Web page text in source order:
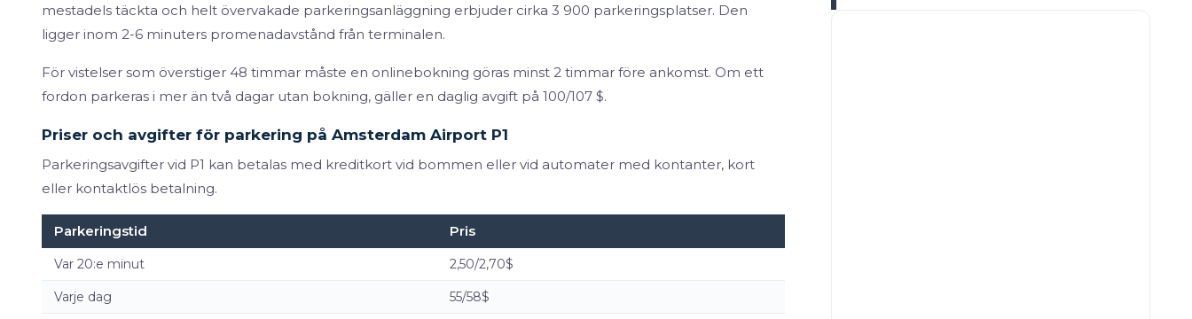
mestadels täckta och helt övervakade parkeringsanläggning erbjuder cirka 3 900 parkeringsplatser. Den
ligger inom 2-6 minuters promenadavstånd från terminalen.
För vistelser som överstiger 48 timmar måste en onlinebokning göras minst 2 timmar före ankomst. Om ett
fordon parkeras i mer än två dagar utan bokning, gäller en daglig avgift på 100/107 $.
Priser och avgifter för parkering på Amsterdam Airport P1
Parkeringsavgifter vid P1 kan betalas med kreditkort vid bommen eller vid automater med kontanter, kort
eller kontaktlös betalning.
Parkeringstid Pris
Var 20:e minut 2,50/2,70$
Varje dag 55/58$